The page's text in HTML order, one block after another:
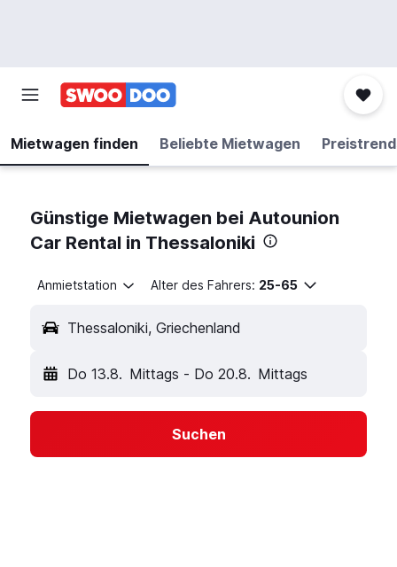
Mietwagen finden Beliebte Mietwagen
Günstige Mietwagen bei Autounion
Car Rental in Thessaloniki
Anmietstation Alter des Fahrers: 25-65
Thessaloniki, Griechenland
Do 13.8. Mittags - Do 20.8. Mittags
Suchen